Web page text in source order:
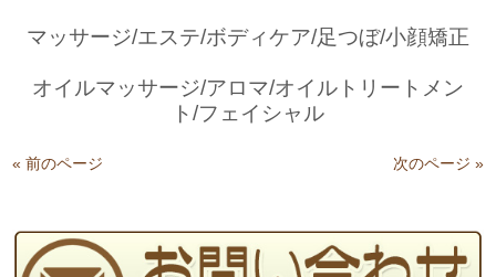
マッサージ/エステ/ボディケア/足つぼ/小顔矯正
オイルマッサージ/アロマ/オイルトリートメン
ト/フェイシャル
« 前のページ 次のページ »